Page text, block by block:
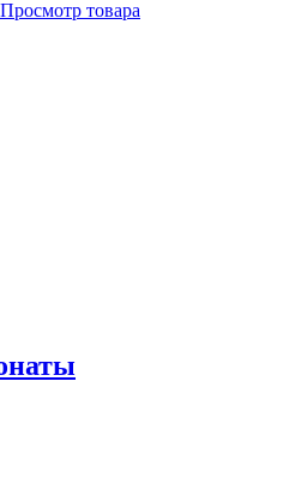
Просмотр товара